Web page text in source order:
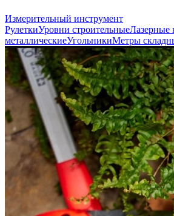
Измерительный инструмент
РулеткиУровни строительныеЛазерные
металлическиеУгольникиМетры